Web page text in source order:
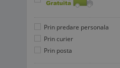
Prin predare personala
Prin curier
Prin posta